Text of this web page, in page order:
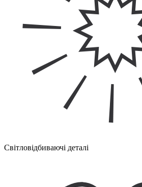
Світловідбиваючі деталі